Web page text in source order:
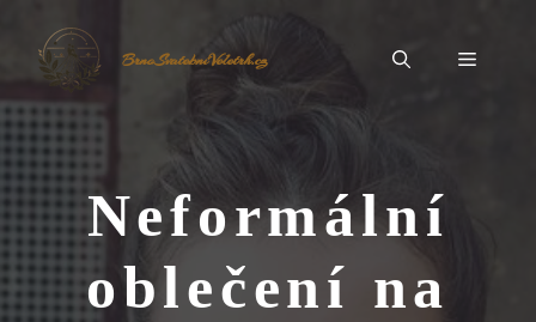
obsah
BrnoSvatebníVeletrh.cz Menu
Neformální
oblečení na